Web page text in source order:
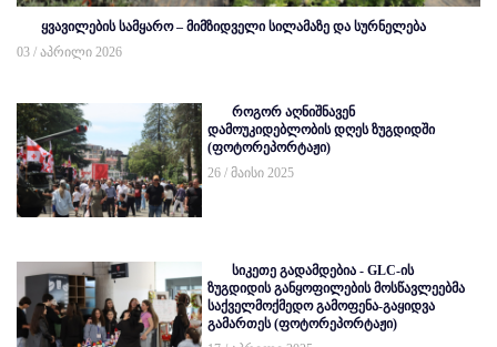
ყვავილების სამყარო – მიმზიდველი სილამაზე და სურნელება
03 / აპრილი 2026
როგორ აღნიშნავენ
დამოუკიდებლობის დღეს ზუგდიდში
(ფოტორეპორტაჟი)
26 / მაისი 2025
სიკეთე გადამდებია - GLC-ის
ზუგდიდის განყოფილების მოსწავლეებმა
საქველმოქმედო გამოფენა-გაყიდვა
გამართეს (ფოტორეპორტაჟი)